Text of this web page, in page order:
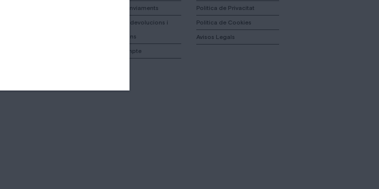
Politica d’enviaments
Politica de devolucions i
cancelacions
El meu compte
Politica de Privacitat
Politica de Cookies
Avisos Legals